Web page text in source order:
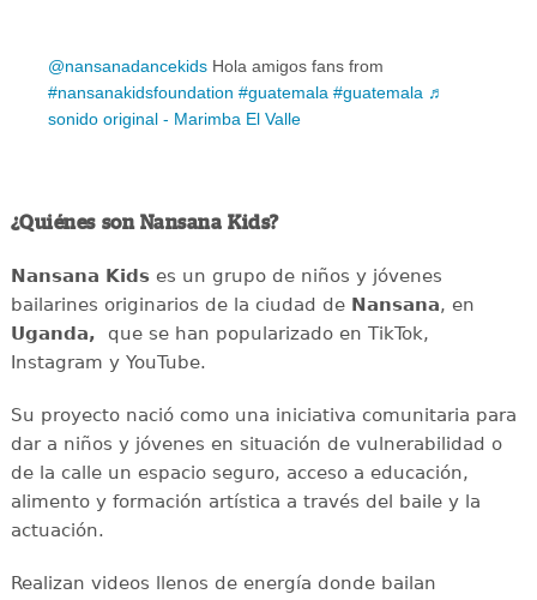
@nansanadancekids Hola amigos fans from
#nansanakidsfoundation #guatemala #guatemala ♬
sonido original - Marimba El Valle
¿Quiénes son Nansana Kids?
Nansana Kidses un grupo de niños y jóvenes
bailarines originarios de la ciudad de Nansana, en
Uganda, que se han popularizado en TikTok,
Instagram y YouTube.
Su proyecto nació como una iniciativa comunitaria para
dar a niños y jóvenes en situación de vulnerabilidad o
de la calle un espacio seguro, acceso a educación,
alimento y formación artística a través del baile y la
actuación.
Realizan videos llenos de energía donde bailan